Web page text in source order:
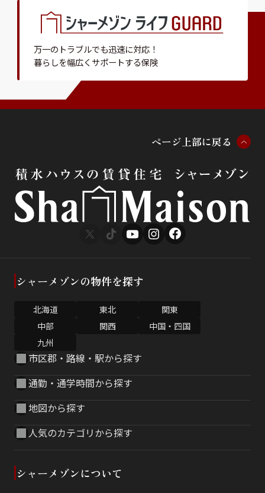
万一のトラブルでも迅速に対応！
暮らしを幅広くサポートする保険
ページ 上部に戻る
シャーメゾンの物件を探す
北海道 東北
関東
中部
関西
中国・四国
九州
市区郡・路線・駅から探す
通勤・通学時間から探す
地図から探す
人気のカテゴリから探す
シャーメゾンについて